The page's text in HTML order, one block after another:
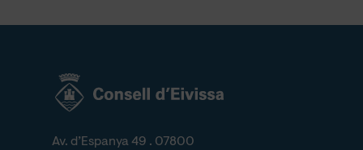
Av. d’Espanya 49 . 07800